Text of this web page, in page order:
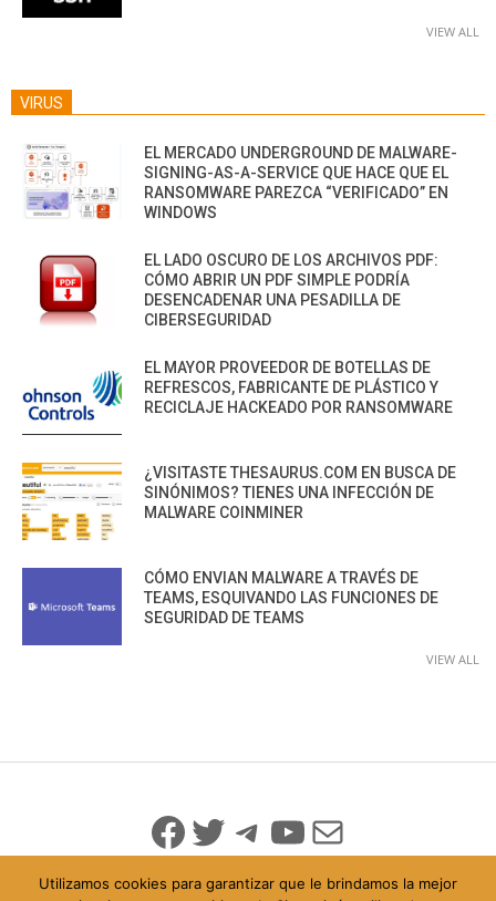
VIEW ALL
VIRUS
EL MERCADO UNDERGROUND DE MALWARE-
SIGNING-AS-A-SERVICE QUE HACE QUE EL
RANSOMWARE PAREZCA “VERIFICADO” EN
WINDOWS
EL LADO OSCURO DE LOS ARCHIVOS PDF:
CÓMO ABRIR UN PDF SIMPLE PODRÍA
DESENCADENAR UNA PESADILLA DE
CIBERSEGURIDAD
EL MAYOR PROVEEDOR DE BOTELLAS DE
REFRESCOS, FABRICANTE DE PLÁSTICO Y
RECICLAJE HACKEADO POR RANSOMWARE
¿VISITASTE THESAURUS.COM EN BUSCA DE
SINÓNIMOS? TIENES UNA INFECCIÓN DE
MALWARE COINMINER
CÓMO ENVIAN MALWARE A TRAVÉS DE
TEAMS, ESQUIVANDO LAS FUNCIONES DE
SEGURIDAD DE TEAMS
VIEW ALL
Facebook
Twitter
Telegram
YouTube
Mail
Utilizamos cookies para garantizar que le brindamos la mejor